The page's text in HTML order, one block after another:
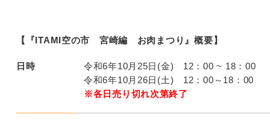
【『ITAMI空の市 宮崎編 お肉まつり』概要】
日時
令和6年10月25日(金) 12：00 ~ 18：00
令和6年10月26日(土) 12：00～18：00
※各日売り切れ次第終了